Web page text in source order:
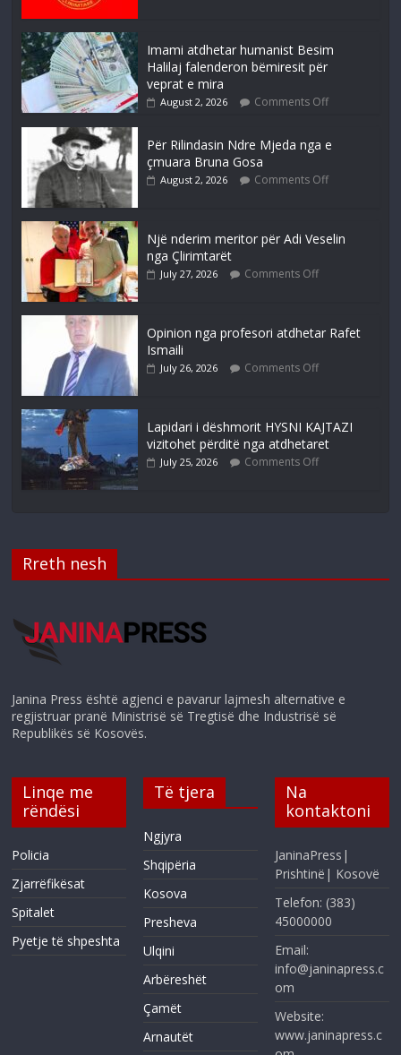
Imami atdhetar humanist Besim
Halilaj falenderon bëmiresit për
veprat e mira
August 2, 2026 Comments Off
Për Rilindasin Ndre Mjeda nga e
çmuara Bruna Gosa
August 2, 2026 Comments Off
Një nderim meritor për Adi Veselin
nga Çlirimtarët
July 27, 2026 Comments Off
Opinion nga profesori atdhetar Rafet
Ismaili
July 26, 2026 Comments Off
Lapidari i dëshmorit HYSNI KAJTAZI
vizitohet përditë nga atdhetaret
July 25, 2026 Comments Off
Rreth nesh
Janina Press është agjenci e pavarur lajmesh alternative e
regjistruar pranë Ministrisë së Tregtisë dhe Industrisë së
Republikës së Kosovës.
Linqe me
rëndësi
Policia
Zjarrëfikësat
Spitalet
Pyetje të shpeshta
Të tjera
Ngjyra
Shqipëria
Kosova
Presheva
Ulqini
Arbëreshët
Çamët
Arnautët
Na
kontaktoni
JaninaPress|
Prishtinë| Kosovë
Telefon: (383)
45000000
Email:
info@janinapress.c
om
Website:
www.janinapress.c